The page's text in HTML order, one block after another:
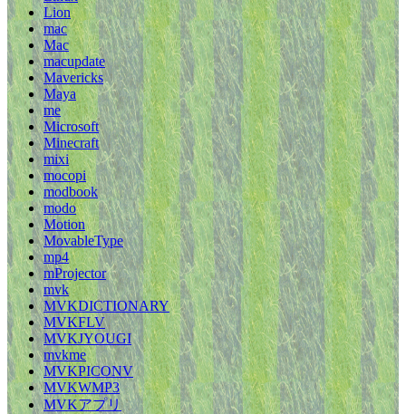
Lion
mac
Mac
macupdate
Mavericks
Maya
me
Microsoft
Minecraft
mixi
mocopi
modbook
modo
Motion
MovableType
mp4
mProjector
mvk
MVKDICTIONARY
MVKFLV
MVKJYOUGI
mvkme
MVKPICONV
MVKWMP3
MVKアプリ